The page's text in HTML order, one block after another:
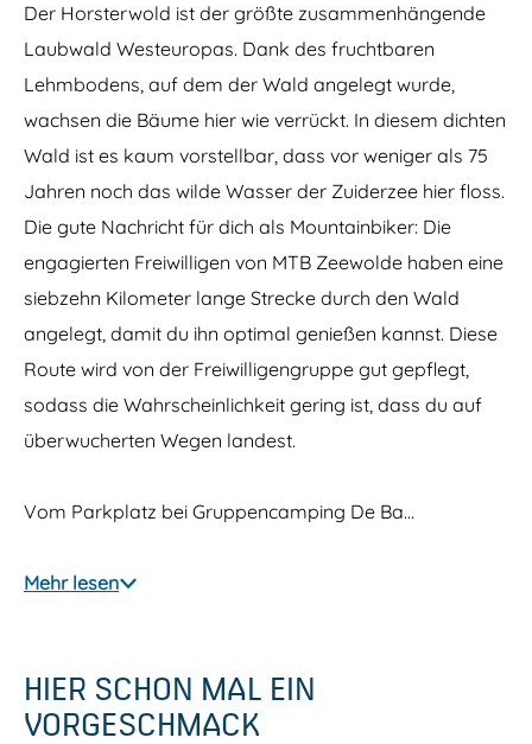
Der Horsterwold ist der größte zusammenhängende
Laubwald Westeuropas. Dank des fruchtbaren
Lehmbodens, auf dem der Wald angelegt wurde,
wachsen die Bäume hier wie verrückt. In diesem dichten
Wald ist es kaum vorstellbar, dass vor weniger als 75
Jahren noch das wilde Wasser der Zuiderzee hier floss.
Die gute Nachricht für dich als Mountainbiker: Die
engagierten Freiwilligen von MTB Zeewolde haben eine
siebzehn Kilometer lange Strecke durch den Wald
angelegt, damit du ihn optimal genießen kannst. Diese
Route wird von der Freiwilligengruppe gut gepflegt,
sodass die Wahrscheinlichkeit gering ist, dass du auf
überwucherten Wegen landest.
Vom Parkplatz bei Gruppencamping De Ba…
Mehr lesen
HIER SCHON MAL EIN
VORGESCHMACK